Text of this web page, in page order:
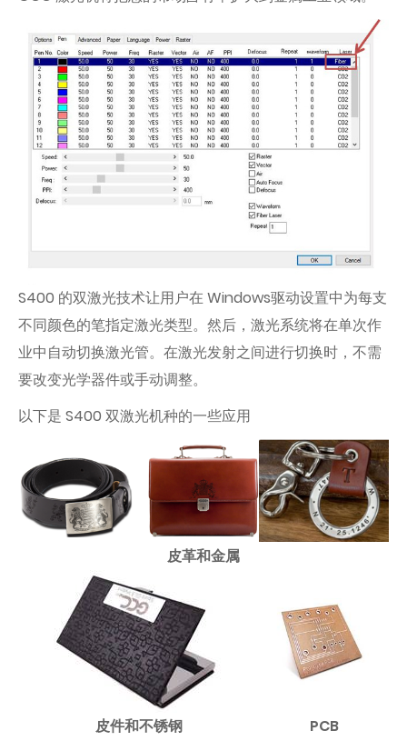
S400 的双激光技术让用户在 Windows驱动设置中为每支
不同颜色的笔指定激光类型。然后，激光系统将在单次作
业中自动切换激光管。在激光发射之间进行切换时，不需
要改变光学器件或手动调整。
以下是 S400 双激光机种的一些应用
皮革和金属
皮件和不锈钢
PCB